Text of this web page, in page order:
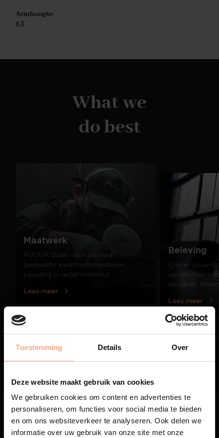
Toestemming Details Over
Deze website maakt gebruik van cookies
We gebruiken cookies om content en advertenties te
personaliseren, om functies voor social media te bieden
en om ons websiteverkeer te analyseren. Ook delen we
informatie over uw gebruik van onze site met onze
is eenvoudig te monteren.
Armhoogte:
63
What we
do best
Maatwerk
PUUUR staat voor op maat
gemaakte kwaliteitsmeubelen
passend in ieder interieur.
Lees meer
Beleving
Creëer jouw
samen met
designer
Lees meer